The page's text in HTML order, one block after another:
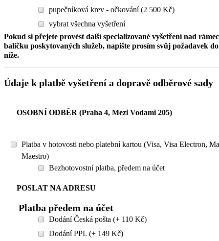
pupečníková krev - očkování (2 500 Kč)
vybrat všechna vyšetření
Pokud si přejete provést další specializované vyšetření nad
balíčku poskytovaných služeb, napište prosím svůj požadavek
níže.
Údaje k platbě vyšetření a dopravě odběrové sady
OSOBNÍ ODBĚR (Praha 4, Mezi Vodami 205)
Platba v hotovosti nebo platební kartou (Visa, Visa Electron,
Maestro)
Bezhotovostní platba, předem na účet
POSLAT NA ADRESU
Platba předem na účet
Dodání Česká pošta (+ 110 Kč)
Dodání PPL (+ 149 Kč)